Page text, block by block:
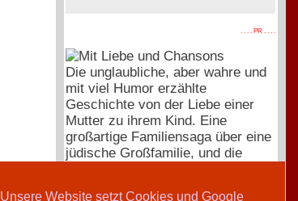
Unsere Website setzt Cookies und Google
. . . . PR . . . .
Die unglaubliche, aber wahre und
mit viel Humor erzählte
Geschichte von der Liebe einer
Mutter zu ihrem Kind. Eine
großartige Familiensaga über eine
jüdische Großfamilie, und die